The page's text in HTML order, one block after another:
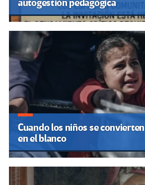
autogestión pedagógica
Cuando los niños se convierten
en el blanco